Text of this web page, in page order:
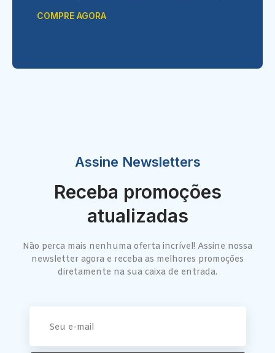
COMPRE AGORA
Assine Newsletters
Receba promoções
atualizadas
Não perca mais nenhuma oferta incrível! Assine nossa
newsletter agora e receba as melhores promoções
diretamente na sua caixa de entrada.